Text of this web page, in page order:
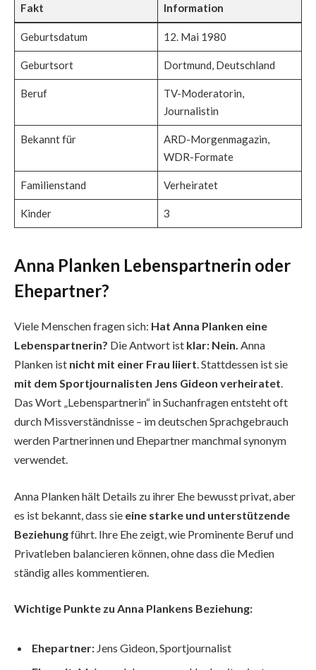
Fakt Information
Geburtsdatum 12. Mai 1980
Geburtsort Dortmund, Deutschland
Beruf
TV-Moderatorin,
Journalistin
Bekannt für
ARD-Morgenmagazin,
WDR-Formate
Familienstand Verheiratet
Kinder 3
Anna Planken Lebenspartnerin oder
Ehepartner?
Viele Menschen fragen sich: Hat Anna Planken eine
Lebenspartnerin? Die Antwort ist klar: Nein. Anna
Planken ist nicht mit einer Frau liiert. Stattdessen ist sie
mit dem Sportjournalisten Jens Gideon verheiratet.
Das Wort „Lebenspartnerin“ in Suchanfragen entsteht oft
durch Missverständnisse – im deutschen Sprachgebrauch
werden Partnerinnen und Ehepartner manchmal synonym
verwendet.
Anna Planken hält Details zu ihrer Ehe bewusst privat, aber
es ist bekannt, dass sie eine starke und unterstützende
Beziehungführt. Ihre Ehe zeigt, wie Prominente Beruf und
Privatleben balancieren können, ohne dass die Medien
ständig alles kommentieren.
Wichtige Punkte zu Anna Plankens Beziehung:
Ehepartner: Jens Gideon, Sportjournalist